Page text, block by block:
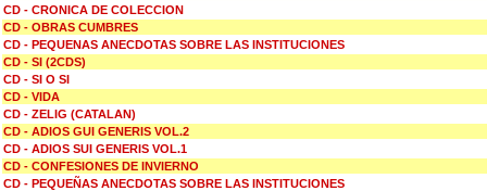
CD - CRONICA DE COLECCION
CD - OBRAS CUMBRES
CD - PEQUENAS ANECDOTAS SOBRE LAS INSTITUCIONES
CD - SI (2CDS)
CD - SI O SI
CD - VIDA
CD - ZELIG (CATALAN)
CD - ADIOS GUI GENERIS VOL.2
CD - ADIOS SUI GENERIS VOL.1
CD - CONFESIONES DE INVIERNO
CD - PEQUEÑAS ANECDOTAS SOBRE LAS INSTITUCIONES